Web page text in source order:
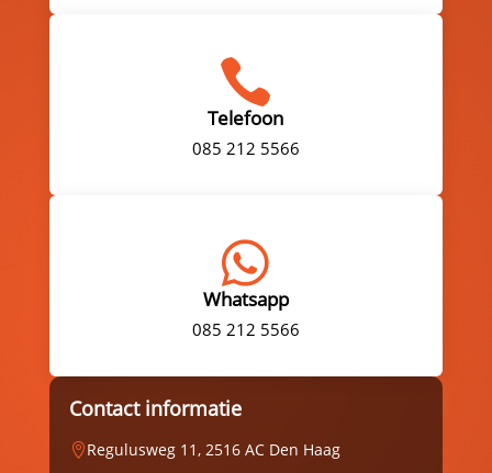

Telefoon
085 212 5566

Whatsapp
085 212 5566
Contact informatie
Regulusweg 11, 2516 AC Den Haag